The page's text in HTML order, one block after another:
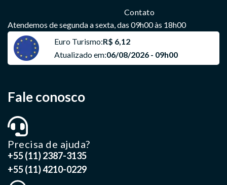
Contato
Atendemos de segunda a sexta, das 09h00 às 18h00
Euro Turismo:R$ 6,12
Atualizado em:06/08/2026 - 09h00
Fale conosco
Precisa de ajuda?
+55 (11) 2387-3135
+55 (11) 4210-0229